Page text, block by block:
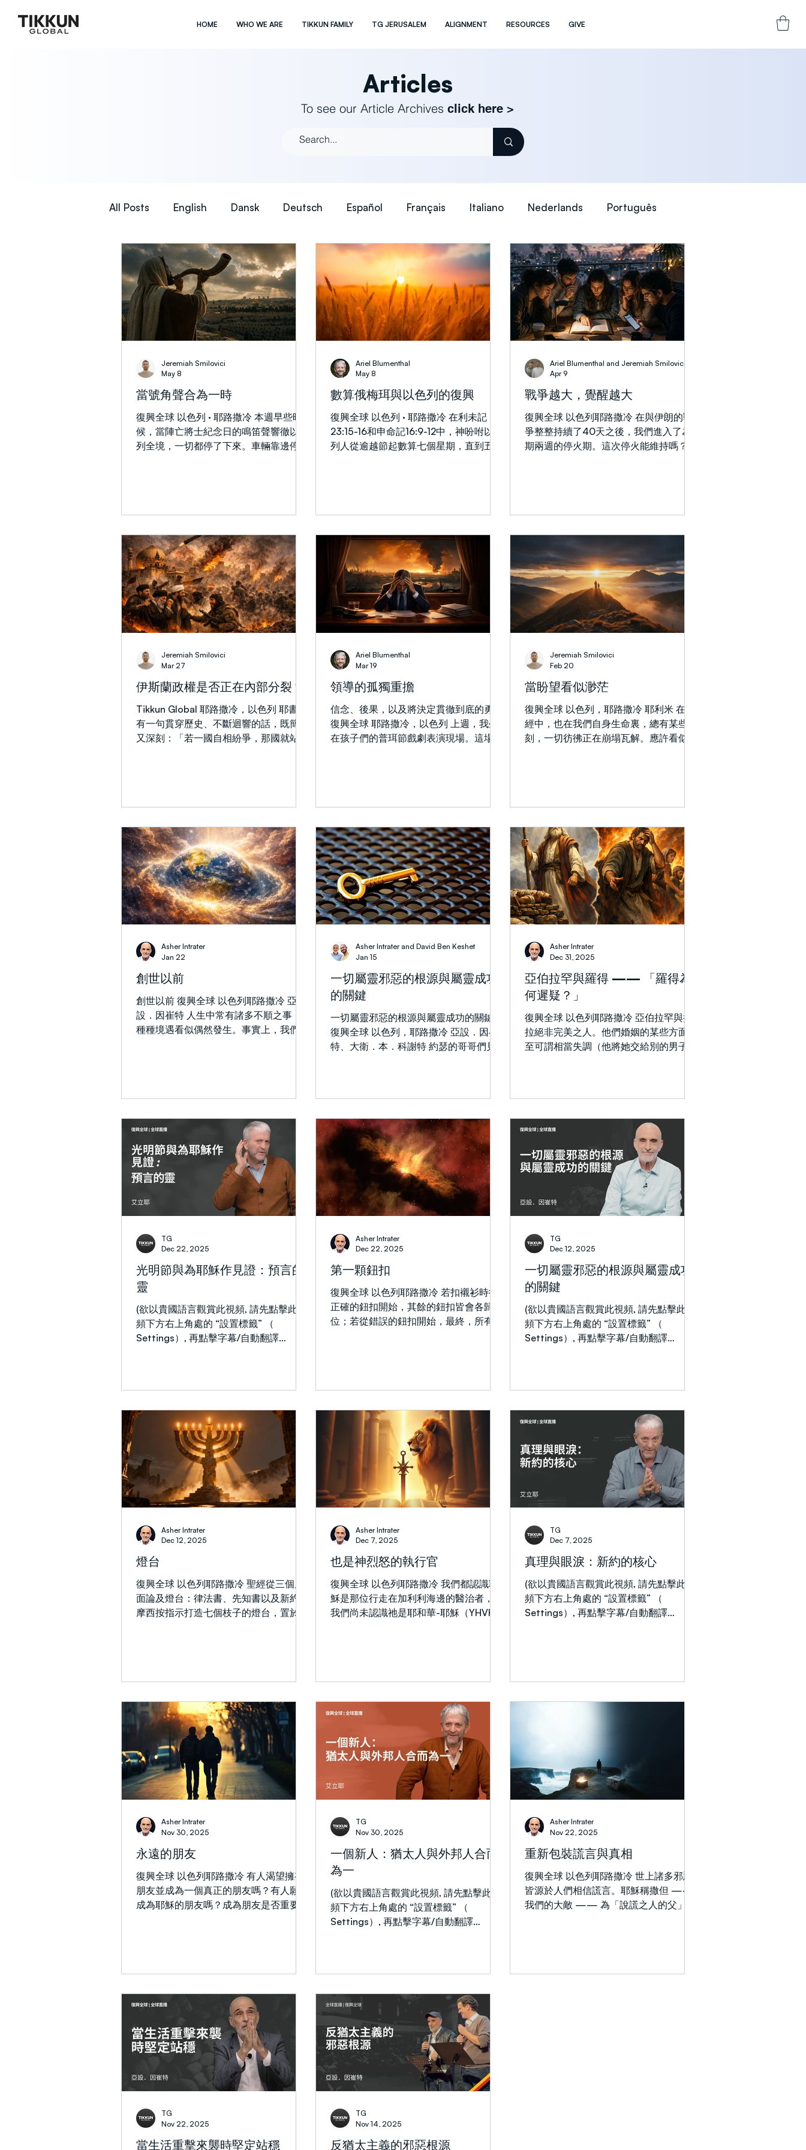
HOME WHO WE ARE TIKKUN FAMILY TG JERUSALEM ALIGNMENT RESOURCES GIVE
Articles
To see our Article Archives click here >
All Posts English Dansk Deutsch Español Français Italiano Nederlands Português
Česky ไทย 한국어 日本語 简体中文 (Simplified) 繁體中文 (Traditional) Teaching
Strengthening the Remnant ISRAEL AT WAR War with Iran TRUTH GETUP
當號角聲合為一時
復興全球 以色列 · 耶路撒冷 本週早些時
候，當陣亡將士紀念日的鳴笛聲響徹以色
列全境，一切都停了下來。車輛靠邊停
報。在那一刻，她們還分不清兩者的區
別。 我反覆思想。它促使我重新思考聖
經中的號角，不只是一種聲音，更是一種
語言。在民數記10章中，神設立了號角的
用途：「你要用銀子做兩支號……用以招
聚會眾，並叫眾營起行」（民10:2）。經
文顯示，號角被用於明確的用途：在需要
眾人回應的時刻，召聚百姓並引導他們。
耶穌描述了號角將再次吹響的那日，不僅
界：「祂要差遣使者，用號筒的大聲，將
24:31）。這是召集眾人的呼喚，是一個
清晰且毋庸置疑的聚集邀請。在猶太傳統
中，這種聲音通常被稱為「Tekiah」，是
一種悠長而穩定的號角聲，能帶來對齊與
Jeremiah Smilovici
May 8
數算俄梅珥與以色列的復興
復興全球 以色列 · 耶路撒冷 在利未記
23:15-16和申命記16:9-12中，神吩咐以色
列人從逾越節起數算七個星期，直到五旬
1:3）。使徒行傳的作者路加，以門徒那
句著名的提問，為我們總結了這四十天的
教導與對話：「主啊，祢復興以色列國就
在這時候嗎？」（徒 1:6）。耶穌關於神
國的教導，是與恢復以色列的大衛王朝與
彌賽亞國度有關。門徒提問的重點在於時
機，而非神是否仍計劃「復興以色列國
度」。我們之所以知道這一點，是因為耶
穌的回應：「時候、日期，不是你們可以
知道的」（徒 1:7）。 在當今的以色列，
令人驚嘆但絕非巧合的是，這幾週充滿了
彰顯了神如何奇蹟性地與祂立約的國同
在：當今的復國、保守與興盛。願即將到
來的「數算俄梅珥」的尾聲 —— 即第
49天，也就是五旬節（Shavuot）與聖
Ariel Blumenthal
May 8
戰爭越大，覺醒越大
復興全球 以色列耶路撒冷 在與伊朗的戰
爭整整持續了40天之後，我們進入了為
期兩週的停火期。這次停火能維持嗎？川
一次整個地區的阿拉伯國家，尤其是波斯
灣地區的國家，越來越被捲入緊張局勢，
許多國家都經歷了直接攻擊和動盪。
2025年6月時還是一場以色列與伊朗之間
的衝突，如今已經擴展為一場區域性衝
突，甚至超出這個範圍。隨著戰爭加劇，
問題已不僅僅是地緣政治層面的，也成了
屬靈層面的問題。當震動加劇時，人們的
內心會發生什麼？ 最近的一個見證，反
所住大樓被飛彈擊中的居民描述說，爆炸
嬰兒。公寓裡滿是碎裂的玻璃，雖然他的
家人受了輕傷，但他們活了下來。大樓下
面三層被完全摧毀，造成四人死亡，而他
一家就住在撞擊點上方僅一層的位置。後
Ariel Blumenthal and Jeremiah Smilovici
Apr 9
伊斯蘭政權是否正在內部分裂？
Tikkun Global 耶路撒冷，以色列 耶書亞
有一句貫穿歷史、不斷迴響的話，既簡單
又深刻：「若一國自相紛爭，那國就站立
的各部分彼此敵對，它就不可能長久維持
穩定。內部分裂最終會導致軟弱，而軟弱
往往會導致崩潰。耶書亞當時所說的話，
不僅是在回應祂的批評者，也是對一個更
深層屬靈現實的啟示，說明黑暗國度是如
何運作的，以及它最終又如何被削弱。
對我個人而言，耶書亞的這個原則多年來
一直具有特別的分量。自 2013 年以來，
我有幸與 Asher Intrater 一同在事奉中同
行。多年來，我常常聽見他禱告和教導
說，耶書亞的話語揭示了壓迫性的屬靈體
勢力開始彼此對立時，它們維持控制的能
力就開始瓦解。 在許多方面，自 1979 年
革命以來，我們已經在中東透過伊朗的伊
斯蘭政權看見了這種壓迫性屬靈統治在地
Jeremiah Smilovici
Mar 27
領導的孤獨重擔
信念、後果，以及將決定貫徹到底的勇氣
復興全球 耶路撒冷，以色列 上週，我坐
在孩子們的普珥節戲劇表演現場。這場演
栩如生。當熟悉的劇情展開時，我再次被
觸動：整場危機竟始於一個人的決定。
末底改。 末底改並非波斯帝國裡一個默
默無聞的猶太人。他住在首都書珊，被描
述為經常「坐在王門口」的人（2:19，
2:21）。這意味著他是一位受人尊敬的官
員、頗具影響力的人物，同時也是猶太
人。在帝國歷史與政治的關鍵時刻，末底
改出於信念作出決定：他拒絕向哈曼下拜
的。 從末底改的角度看，這只是原則問
人層面。後果很快就會擴展，遠遠超出個
人範圍。 哈曼的怒火爆發成遠不止個人
怨恨的風暴。不久，一道詔令頒布，宣布
對帝國境內所有猶太人實施我們今天會稱
之為「Shoah（大屠殺）——猶太人大
屠殺（Holocaust）」的行動。 你可以想
Ariel Blumenthal
Mar 19
當盼望看似渺茫
復興全球 以色列，耶路撒冷 耶利米 在聖
經中，也在我們自身生命裏，總有某些時
刻，一切彷彿正在崩塌瓦解。應許看似渺
早期且最具震撼力的例證之一，便是亞伯
拉罕與其子以撒的故事。創世記22章記
載，神要求亞伯拉罕將以撒獻為祭物
—— 就是那位神曾應許藉其建立祂盟約
的獨生子（創17:19；21:12）。從人的角
度看，這項命令與祂先前所說的一切都全
然相悖。 然而，亞伯拉罕順服了。 新約
聖經給予我們亮光去看亞伯拉罕內心的真
實狀態。希伯來書11章17-19節說道，亞伯
拉罕深信神能使以撒從死裏復活。這真是
令人驚嘆的信心。在當時的聖經歷史中，
無見證可依。亞伯拉罕對神的信靠超越了
經驗，超越了邏輯，也超越了理解的疆
界。 就在亞伯拉罕看上去即將失去一切
的時刻，神介入了（創22:11-14）。以撒
得以倖免於難，神也重申了祂的盟約祝福
（創22:15-18）。看似終結的時刻，竟成
Jeremiah Smilovici
Feb 20
創世以前
創世以前 復興全球 以色列耶路撒冷 亞
設．因崔特 人生中常有諸多不順之事，
種種境遇看似偶然發生。事實上，我們的
認為，人類是通過時間和偶然進化成如今
的現狀。即使身為信徒，我們有時也會在
日常事務的奔忙中感到混亂，忘記我們屬
於至高無上的神，祂掌管一切。新約中我
們讀到七次記載神在創世以前就已預備或
計劃了某些事。當我們看這七處陳述時，
就能被鼓勵：生命中的事情並非只是發生
了，而是神早已為我們預備了一個計劃，
而且向來都有計劃。 1. 隱藏的智慧 每當
讀的象徵性故事。耶穌說祂如此講論，是
馬太福音13:35（詩78:2）—— 「我要
開口用比喻，把創世以來所隱藏的事發明
出來。」 神向來有一個計劃。這計劃對
我們來說好像是隱藏的，只因我們看不見
或者靈裏是瞎眼的。神從不混亂，唯獨當
我們看不清祂的計劃時，才會陷入迷茫。
Asher Intrater
Jan 22
一切屬靈邪惡的根源與屬靈成功
的關鍵
一切屬靈邪惡的根源與屬靈成功的關鍵
復興全球 以色列，耶路撒冷 亞設．因崔
特、大衛．本．科謝特 約瑟的哥哥們見
神是 全然掌權，全然良善 的。祂渴望賜
福我們每個人。那麼，問題出在哪裡呢？
倘若祂賜給每個人美好的事物，你便可能
看著我的份說：「嘿，你怎麼會得到那
個？」而我看著你的份時，也可能會問：
「你怎麼會得到那個？」 若非如此真
實，這話就顯得太愚蠢了。 約瑟的兄弟
們嫉妒他，因為父親更疼愛他。這一切始
於兩位母親 —— 利亞和拉結。 她們也彼
此嫉妒！ 拉結因利亞生更多孩子而嫉
妒，利亞則因拉結的美貌而嫉妒！她們的
相互怨恨影響了子女的人生。事實上，她
們給孩子取的名字就反映了這種緊張關
係。多麼可怕的事啊。 再往前追溯一代
—— 雅各與以掃之間也有類似的動態。
Asher Intrater and David Ben Keshet
Jan 15
亞伯拉罕與羅得 —— 「羅得為
何遲疑？」
復興全球 以色列耶路撒冷 亞伯拉罕與撒
拉絕非完美之人。他們婚姻的某些方面甚
至可謂相當失調（他將她交給別的男子，
是透過添加希伯來字母（音譯為英文字母
「H」）而改變。字母H因在YHVH中出現
兩次，對希伯來語使用者而言象徵著神之
名。因此，他們的身分透過將神的形像融
入自身形像而被改變。亞伯拉罕意為「多
國之父」；撒拉則意為「公主」。 每當
他們呼喚新賜予的「神」之名，便是宣告
自己堅信神所賜的命定。儘管個人有軟
弱，亞伯拉罕仍宣告：「我必奪回亞當失
落的這地」（羅4:13）； 「我必作多國
的屬靈父親」（羅4:18，創17:5）；「我
的後裔在世必強盛」（創15:5，詩
112:2）。 亞伯拉罕與撒拉獨自堅守他們
的信仰與持守盟約式忠誠。在那世代的眾
人之中，他們是獨特的。他們成為後世所
有信徒的典範（賽51:1-2，羅
Asher Intrater
Dec 31, 2025
光明節與為耶穌作見證：預言的
靈
(欲以貴國語言觀賞此視頻, 請先點擊此視
頻下方右上角處的 “設置標籤” （
Settings）, 再點擊字幕/自動翻譯
球直播中，艾立耶以預言的靈為視角闡釋
光明節 —— 「 預言中的靈意乃是為耶穌
作見證 」（啟19:10）。他引用聖經和猶
太歷史去梳理馬加比起義、希臘文化的傳
播、聖殿被毀以及後世猶太人反抗羅馬統
治的抗爭。艾立耶剖析了先知性的辨別或
缺乏這能力是如何塑造著人們順服的態
度、民族的存續以及神救贖計劃的推進。
本信息還探討了天使的角色、傳揚福音的
權能，以及聖經預言如何清晰地闡明歷史
與當今現實。願你聆聽之際能在這季節裏
受激勵，向身邊的猶太朋友們分享福音的
愛與真理。
TG
Dec 22, 2025
第一顆鈕扣
復興全球 以色列耶路撒冷 若扣襯衫時從
正確的鈕扣開始，其餘的鈕扣皆會各歸其
位；若從錯誤的鈕扣開始，最終，所有鈕
著是甚好。聖經的最後幾章（啟示錄21至
22章）則描繪了一幅新天新地的景象。
倘若我們不視物質世界的創造是好的，便
會將聖經的終局誤解為神會滅絕祂的創
造。倘若我們將創世記第一章這顆「鈕
扣」扣對，便會明白聖經的終局是指萬物
復興（徒3:21）、萬物更新（太
19:28）、受造之物的復甦（羅8:21），
以及如挪亞時代那般「天地萬物」的全然
更新（彼後3:5-13）。 聖經的終局是神
與人在更新後的天地中同享親密團契，神
穌裏面得以成就，並且同歸於一（弗
1:10，西1:20）。 那麼新約的「第一顆鈕
扣」是甚麼呢？馬太福音第一章記載了耶
穌的家譜，著重強調祂是大衛王的後裔。
Asher Intrater
Dec 22, 2025
一切屬靈邪惡的根源與屬靈成功
的關鍵
(欲以貴國語言觀賞此視頻, 請先點擊此視
頻下方右上角處的 “設置標籤” （
Settings）, 再點擊字幕/自動翻譯
信息中，亞設闡明嫉妒與冒犯的屬靈根
源，從拉結與利亞的故事一路追溯到撒但
的悖逆。他揭示這些同樣的模式如何至今
仍影響著我們的生活，並以約瑟的典範為
對照 —— 在遭遇不公時，約瑟選擇了信
心、降服與品格。 信靠神全然的主權與
全然的良善，能幫助我們克服「受害者心
態」。正如施洗約翰所言：「若不是從天
上賜的，人就不能得甚麼。」（約3:27）
更正: 影片介紹「一切屬靈邪惡的根源與
屬靈成功的關鍵」最後一段的最後一句應
為 協同效應 。
TG
Dec 12, 2025
燈台
復興全球 以色列耶路撒冷 聖經從三個層
面論及燈台：律法書、先知書以及新約。
摩西按指示打造七個枝子的燈台，置於會
明節使用的燈台在希伯來語中稱為
「Hanukiah」，它擁有九盞燈（點燃八
天，每天加一盞，另有一盞用於點燃其他
燈的火種）。這並不是會幕金燈台的複製
品，但在猶太宗教傳統中，它某種程度上
已成為該燈台的象徵。 第二個層面源於
先知撒迦利亞看見的一幅異象：一座奧秘
的金燈台，兩側各有一棵橄欖樹。這象徵
著主藉著祂的恩典和祂的靈，要恢復錫安
與聖殿（亞4:1-10）。此異象也成為現代
以色列國徽與國璽的設計基礎。 第三個
見耶穌榮耀的顯現，他佇立在七個燈台中
間，這七個燈台象徵小亞細亞的七個教會
（啟1:12, 20），同時也象徵著構成全球
外邦教會的各類群體與宗派。 正如摩西
Asher Intrater
Dec 12, 2025
也是神烈怒的執行官
復興全球 以色列耶路撒冷 我們都認識耶
穌是那位行走在加利利海邊的醫治者，但
我們尚未認識祂是耶和華-耶穌（YHVH-
穌身份的認知。這正是約翰在拔摩島所經
歷的改變。 約翰在拔摩島的經歷令他深
感震撼，經歷了徹底的改變。這位「主所
愛的約翰」曾認識耶穌為他的朋友，在
「最後的晚餐」中曾倚靠耶穌胸膛，如
今，卻俯伏在耶和華-耶穌（YHVH-
Yeshua）腳前，像死了一樣（啟1:13-
17）。我們每個人都要經歷自己的拔摩島
式轉化。如果無法面對啟示錄中啟示的耶
穌，我們又如何面對書中記載的事件呢？
耶穌有兩種形像：一種是榮耀如火的形
一次來時，是平凡謙卑地騎著驢子（亞
9:9；太21:1-9）。但祂再來時，將以榮耀
的神性形像顯現，騎著白馬，眼目如同火
焰（但7:13-14，啓1:14，啓19:11-16）。
人類曾因新冠病毒的蔓延惶恐不安，然而
這場疫情造成的死亡人數，尚不足人類總
Asher Intrater
Dec 7, 2025
真理與眼淚：新約的核心
(欲以貴國語言觀賞此視頻, 請先點擊此視
頻下方右上角處的 “設置標籤” （
Settings）, 再點擊字幕/自動翻譯
全球直播中，艾立耶教導耶利米書31章，
強調新約的應許 —— 神將祂的律法寫在
氣，又滿懷為祂子民哀哭代求的柔軟心
腸。他將這一點與羅馬書9章保羅對以色
列的深切哀慟相呼應，呼召我們同時持守
信念與憐憫。艾立耶講到，持守信念與憐
憫將引領我們進入與天父更深的親密關
係，領受祂對世界榮耀計劃的啟示，並得
TG
Dec 7, 2025
永遠的朋友
復興全球 以色列耶路撒冷 有人渴望擁有
朋友並成為一個真正的朋友嗎？有人願意
成為耶穌的朋友嗎？成為朋友是否重要
友」。我們被造是為了與神為友，也成為
彼此的朋友。我們養育子女，期盼他們終
能成為我們最親密的朋友。 但成為朋友
並非易事。「人多述說自己的仁慈，但忠
信的人誰能遇著呢？（箴20:6）」。要成
為良友，必須具備忠信。我們許多人過度
沉溺於工作與事工，以致無暇花時間去建
立關係。 在好撒瑪利亞人的故事中，耶
穌強調重點不在於誰是我們的鄰舍，而是
我們自己是否活出好鄰舍的樣式（路
10:36）。（我岳母總對她女兒們說：
Asher Intrater
Nov 30, 2025
一個新人：猶太人與外邦人合而
為一
(欲以貴國語言觀賞此視頻, 請先點擊此視
頻下方右上角處的 “設置標籤” （
Settings）, 再點擊字幕/自動翻譯
信息中，艾立耶教導了使徒保羅關於一個
新人的合一帶來的應許（以弗所書2至3
章）。 他闡明聖經啟示的一種恩膏，就
是當這兩群人在神對以色列和列國的整全
計劃中同行，這種獨特的恩膏就會被釋放
出來。透過以弗所書、加拉太書與羅馬
書，艾立耶強調以下主題：進入父神的同
在；將萬國之父亞伯拉罕的基因傳遞給列
國並賦予他們在這個家族的新身份；應許
末世將領受聖靈大能而且集體性地內住；
一個新人的教導清晰勾勒出神對祂的家庭
TG
Nov 30, 2025
重新包裝謊言與真相
復興全球 以色列耶路撒冷 世上諸多邪惡
皆源於人們相信謊言。耶穌稱撒但 ——
我們的大敵 —— 為「說謊之人的父」
被當作事實接受。 謊言的傳播有兩種手
Asher Intrater
Nov 22, 2025
當生活重擊來襲時堅定站穩
TG
Nov 22, 2025
反猶太主義的邪惡根源
TG
Nov 14, 2025